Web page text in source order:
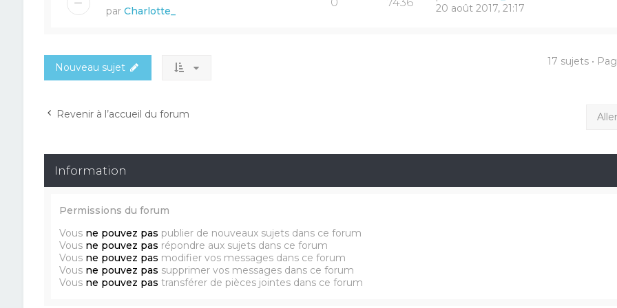
par Charlotte_
20 août 2017, 21:17
Nouveau sujet 17 sujets •
Revenir à l’accueil du forum Aller
Information
Permissions du forum
Vous ne pouvez pas publier de nouveaux sujets dans ce forum
Vous ne pouvez pas répondre aux sujets dans ce forum
Vous ne pouvez pas modifier vos messages dans ce forum
Vous ne pouvez pas supprimer vos messages dans ce forum
Vous ne pouvez pas transférer de pièces jointes dans ce forum